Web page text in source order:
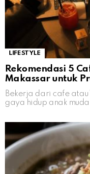
LIFESTYLE
Rekomendasi 5
Makassar untuk
Bekerja dari cafe
gaya hidup anak